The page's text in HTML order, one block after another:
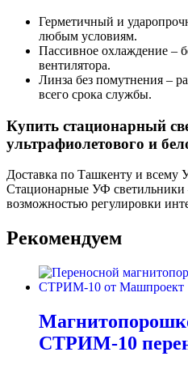
Герметичный и
любым условиям.
Пассивное охлаждение –
вентилятора.
Линза без помутнения –
всего срока службы.
Купить cтационарный
ультрафиолетового и
Доставка по Ташкенту и всему
Стационарные УФ
возможностью регулировки
Рекомендуем
СТРИМ-10